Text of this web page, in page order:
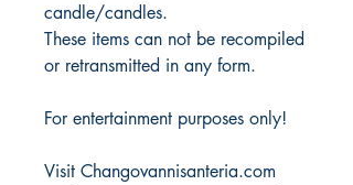
candle/candles.
These items can not be recompiled
or retransmitted in any form.
For entertainment purposes only!
Visit Changovannisanteria.com